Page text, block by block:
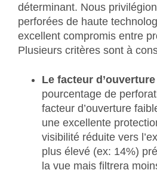
déterminant. Nous
perforées de haute
excellent compromis entre
Plusieurs critères sont à
Le facteur d’ouverture
pourcentage de
facteur d’ouverture
une excellente
visibilité réduite vers
plus élevé (ex: 14%)
la vue mais filtrera